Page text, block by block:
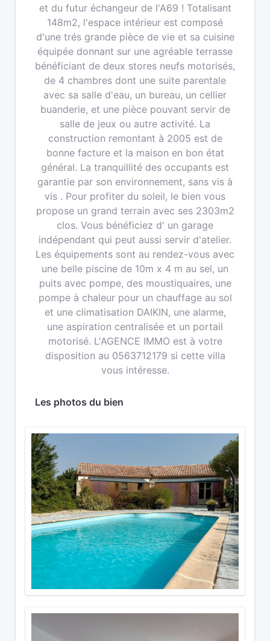
et du futur échangeur de l'A69 ! Totalisant
148m2, l'espace intérieur est composé
d'une trés grande pièce de vie et sa cuisine
équipée donnant sur une agréable terrasse
bénéficiant de deux stores neufs motorisés,
de 4 chambres dont une suite parentale
avec sa salle d'eau, un bureau, un cellier
buanderie, et une pièce pouvant servir de
salle de jeux ou autre activité. La
construction remontant à 2005 est de
bonne facture et la maison en bon état
général. La tranquillité des occupants est
garantie par son environnement, sans vis à
vis . Pour profiter du soleil, le bien vous
propose un grand terrain avec ses 2303m2
clos. Vous bénéficiez d' un garage
indépendant qui peut aussi servir d'atelier.
Les équipements sont au rendez-vous avec
une belle piscine de 10m x 4 m au sel, un
puits avec pompe, des moustiquaires, une
pompe à chaleur pour un chauffage au sol
et une climatisation DAIKIN, une alarme,
une aspiration centralisée et un portail
motorisé. L'AGENCE IMMO est à votre
disposition au 0563712179 si cette villa
vous intéresse.
Les photos du bien